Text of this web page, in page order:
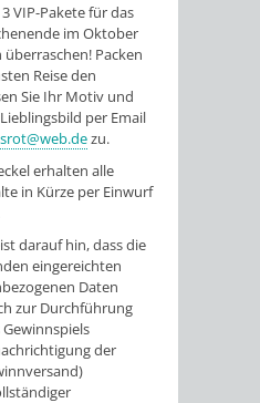
VIP-Pakete für das
im Oktober
überraschen! Packen
Reise den
Sie Ihr Motiv und
per Email
zu.
erhalten alle
in Kürze per Einwurf
darauf hin, dass die
eingereichten
Daten
zur Durchführung
der